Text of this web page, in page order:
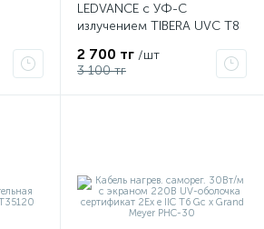
LEDVANCE с УФ-С
излучением TIBERA UVC T8
2 700 тг /шт
3 100 тг